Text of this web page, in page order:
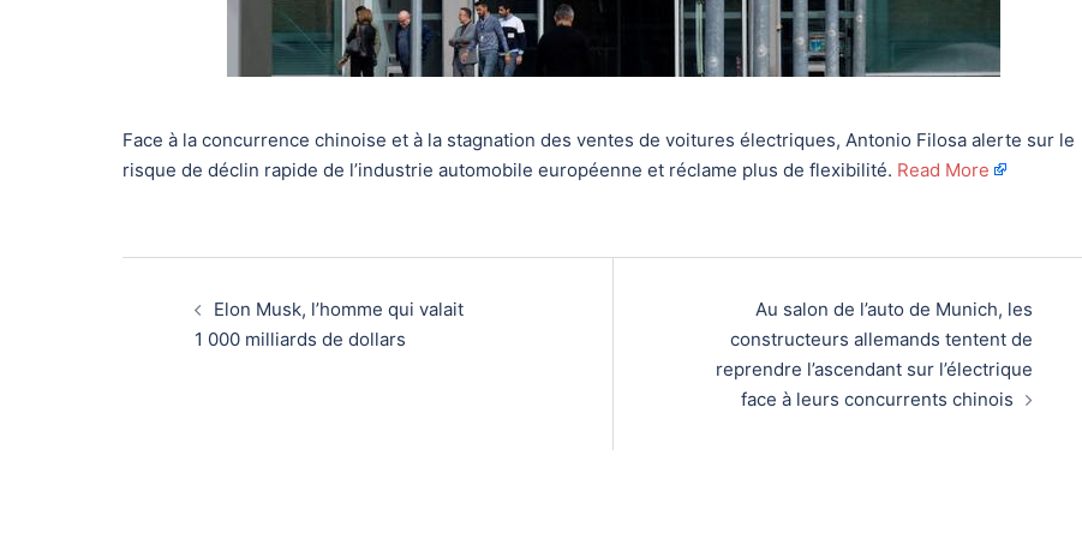
Face à la concurrence chinoise et à la stagnation des ventes de voitures électriques, Antonio Filosa alerte sur le
risque de déclin rapide de l’industrie automobile européenne et réclame plus de flexibilité. Read More
d’article
Elon Musk, l’homme qui valait
1 000 milliards de dollars
Au salon de l’auto de Munich, les
constructeurs allemands tentent de
reprendre l’ascendant sur l’électrique
face à leurs concurrents chinois